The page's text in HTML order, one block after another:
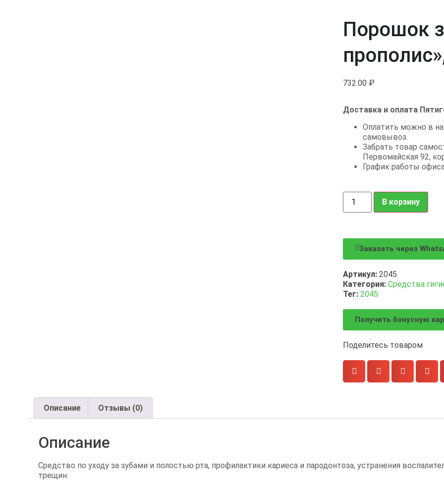
Порошок
732.00 ₽
Доставка и оплата
Оплатить можно в
самовывоз.
Забрать товар
Первомайская 92,
График работы
В корзину
Заказать через
Артикул: 2045
Категория: Средства
Тег: 2045
Получить бонусную
Поделитесь товаром
Описание Отзывы (0)
Описание
Средство по уходу за зубами и полостью рта, профилактики кариеса и пародонтоза, устранения
трещин.